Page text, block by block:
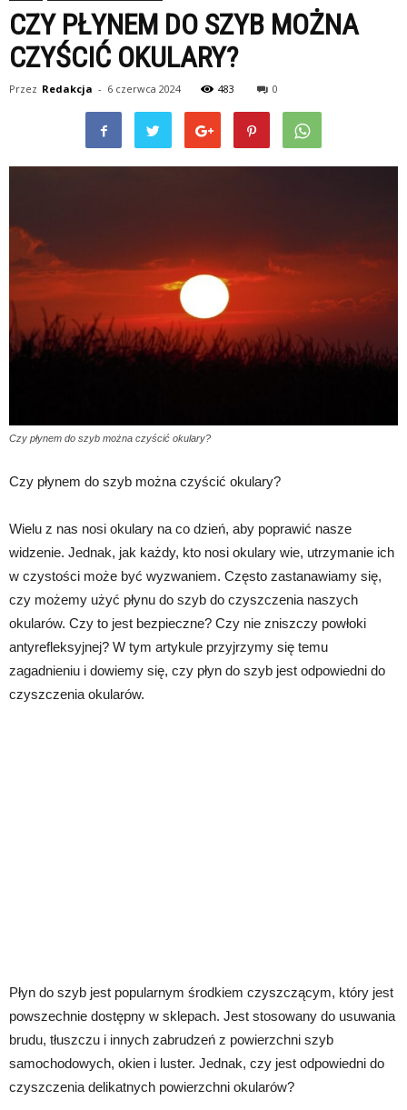
CZY PŁYNEM DO SZYB MOŻNA
CZYŚCIĆ OKULARY?
Przez Redakcja - 6 czerwca 2024 483 0
Czy płynem do szyb można czyścić okulary?
Czy płynem do szyb można czyścić okulary?
Wielu z nas nosi okulary na co dzień, aby poprawić nasze
widzenie. Jednak, jak każdy, kto nosi okulary wie, utrzymanie ich
w czystości może być wyzwaniem. Często zastanawiamy się,
czy możemy użyć płynu do szyb do czyszczenia naszych
okularów. Czy to jest bezpieczne? Czy nie zniszczy powłoki
antyrefleksyjnej? W tym artykule przyjrzymy się temu
zagadnieniu i dowiemy się, czy płyn do szyb jest odpowiedni do
czyszczenia okularów.
Płyn do szyb jest popularnym środkiem czyszczącym, który jest
powszechnie dostępny w sklepach. Jest stosowany do usuwania
brudu, tłuszczu i innych zabrudzeń z powierzchni szyb
samochodowych, okien i luster. Jednak, czy jest odpowiedni do
czyszczenia delikatnych powierzchni okularów?